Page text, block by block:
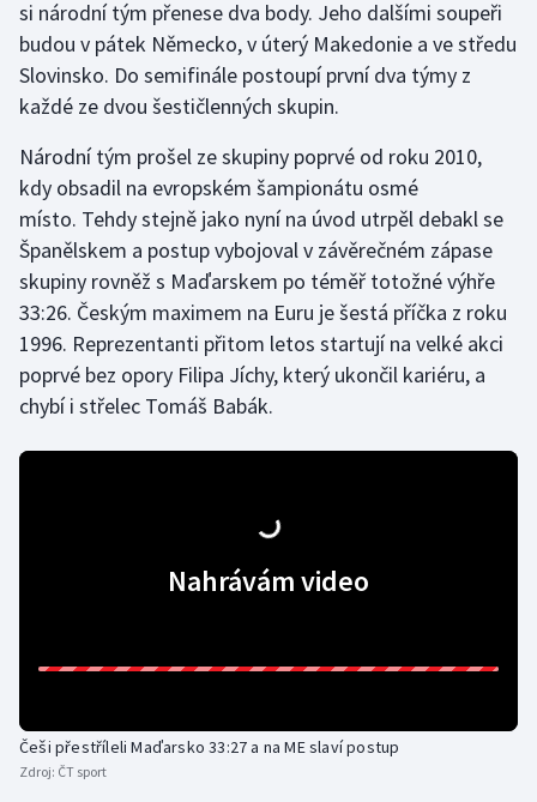
Házená
Jezdectví
Krasobruslení
Lezení
Lyže a snowboard
Moderní pětiboj
Rychlobruslení
si národní tým přenese dva body. Jeho dalšími soupeři
budou v pátek Německo, v úterý Makedonie a ve středu
Slovinsko. Do semifinále postoupí první dva týmy z
každé ze dvou šestičlenných skupin.
Národní tým prošel ze skupiny poprvé od roku 2010,
kdy obsadil na evropském šampionátu osmé
místo. Tehdy stejně jako nyní na úvod utrpěl debakl se
Španělskem a postup vybojoval v závěrečném zápase
skupiny rovněž s Maďarskem po téměř totožné výhře
33:26. Českým maximem na Euru je šestá příčka z roku
1996. Reprezentanti přitom letos startují na velké akci
poprvé bez opory Filipa Jíchy, který ukončil kariéru, a
chybí i střelec Tomáš Babák.
Nahrávám video
Češi přestříleli Maďarsko 33:27 a na ME slaví postup
Zdroj: ČT sport